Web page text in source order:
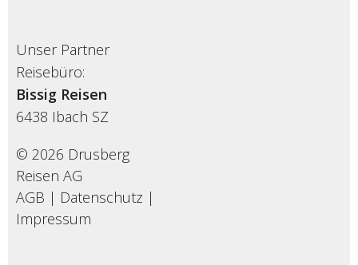
Unser Partner
Reisebüro:
Bissig Reisen
6438 Ibach SZ
© 2026 Drusberg
Reisen AG
AGB | Datenschutz |
Impressum